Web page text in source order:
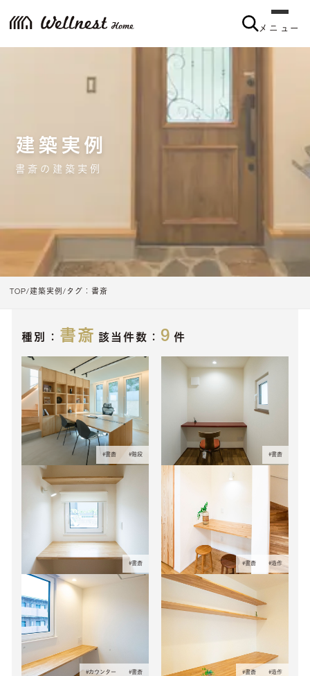
メニュー
メニュー
建築実例
書斎の建築実例
TOP 建築実例 タグ：書斎
種別： 書斎 該当件数： 9 件
#書斎 #階段 #書斎
#書斎 #書斎 #造作
#カウンター #書斎 #書斎 #造作